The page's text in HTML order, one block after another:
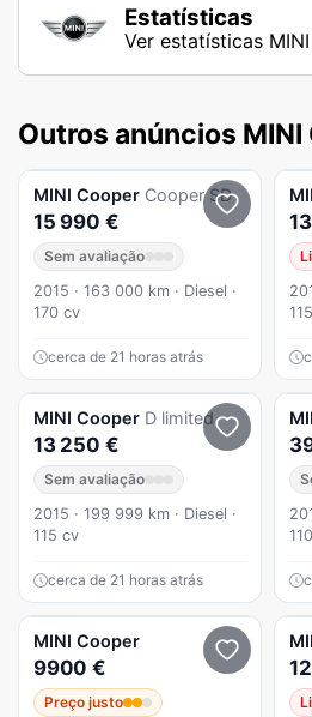
Estatísticas
Ver estatísticas
Outros anúncios MINI
MINI Cooper Cooper SD
15 990 €
Sem avaliação
2015 · 163 000 km · Diesel ·
170 cv
cerca de 21 horas atrás
MINI Cooper D limited
13 250 €
Sem avaliação
2015 · 199 999 km · Diesel ·
115 cv
cerca de 21 horas atrás
MINI Cooper
9900 €
Preço justo